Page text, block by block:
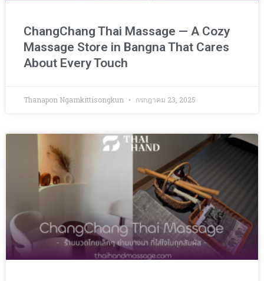
ChangChang Thai Massage — A Cozy
Massage Store in Bangna That Cares
About Every Touch
Thanapon Ngamkittisongkun กรกฎาคม 23, 2025